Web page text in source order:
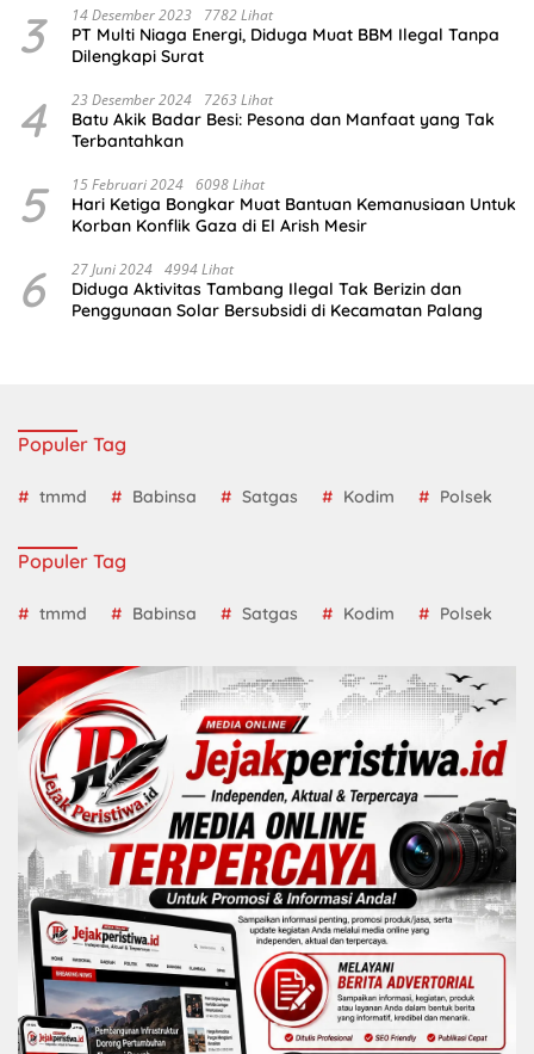
3 14 Desember 2023 7782 Lihat
PT Multi Niaga Energi, Diduga Muat BBM Ilegal Tanpa
Dilengkapi Surat
4 23 Desember 2024 7263 Lihat
Batu Akik Badar Besi: Pesona dan Manfaat yang Tak
Terbantahkan
5 15 Februari 2024 6098 Lihat
Hari Ketiga Bongkar Muat Bantuan Kemanusiaan Untuk
Korban Konflik Gaza di El Arish Mesir
6 27 Juni 2024 4994 Lihat
Diduga Aktivitas Tambang Ilegal Tak Berizin dan
Penggunaan Solar Bersubsidi di Kecamatan Palang
Populer Tag
tmmd Babinsa Satgas Kodim Polsek
Populer Tag
tmmd Babinsa Satgas Kodim Polsek